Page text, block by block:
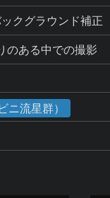
クグラウンド補正
のある中での撮影
流星群）